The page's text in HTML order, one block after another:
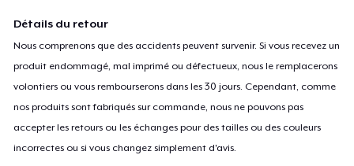
Détails du retour
Nous comprenons que des accidents peuvent survenir. Si vous recevez un
produit endommagé, mal imprimé ou défectueux, nous le remplacerons
volontiers ou vous rembourserons dans les 30 jours. Cependant, comme
nos produits sont fabriqués sur commande, nous ne pouvons pas
accepter les retours ou les échanges pour des tailles ou des couleurs
incorrectes ou si vous changez simplement d'avis.